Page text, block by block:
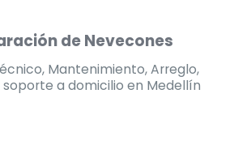
de Secadoras
Mantenimiento, Arreglo,
soporte a domicilio en Medellín